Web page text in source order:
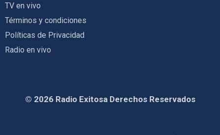
TV en vivo
Términos y condiciones
Políticas de Privacidad
Radio en vivo
© 2026 Radio Exitosa Derechos Reservados